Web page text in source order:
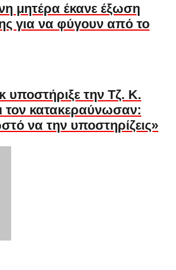
μητέρα έκανε έξωση
για να φύγουν από το
υποστήριξε την Τζ. Κ.
τον κατακεραύνωσαν:
να την υποστηρίζεις»